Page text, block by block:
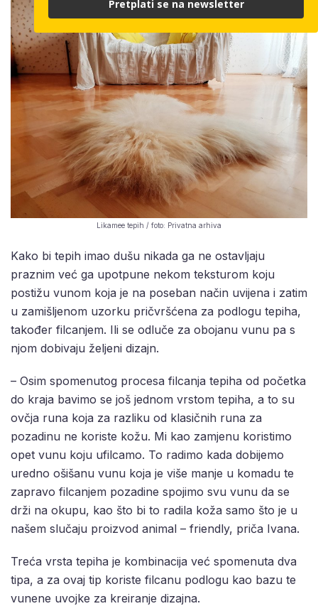
Likamee tepih / foto: Privatna arhiva
Kako bi tepih imao dušu nikada ga ne ostavljaju
praznim već ga upotpune nekom teksturom koju
postižu vunom koja je na poseban način uvijena i zatim
u zamišljenom uzorku pričvršćena za podlogu tepiha,
također filcanjem. Ili se odluče za obojanu vunu pa s
njom dobivaju željeni dizajn.
– Osim spomenutog procesa filcanja tepiha od početka
do kraja bavimo se još jednom vrstom tepiha, a to su
ovčja runa koja za razliku od klasičnih runa za
pozadinu ne koriste kožu. Mi kao zamjenu koristimo
opet vunu koju ufilcamo. To radimo kada dobijemo
uredno ošišanu vunu koja je više manje u komadu te
zapravo filcanjem pozadine spojimo svu vunu da se
drži na okupu, kao što bi to radila koža samo što je u
našem slučaju proizvod animal – friendly, priča Ivana.
Treća vrsta tepiha je kombinacija već spomenuta dva
tipa, a za ovaj tip koriste filcanu podlogu kao bazu te
vunene uvojke za kreiranje dizajna.
Pretplati se na newsletter